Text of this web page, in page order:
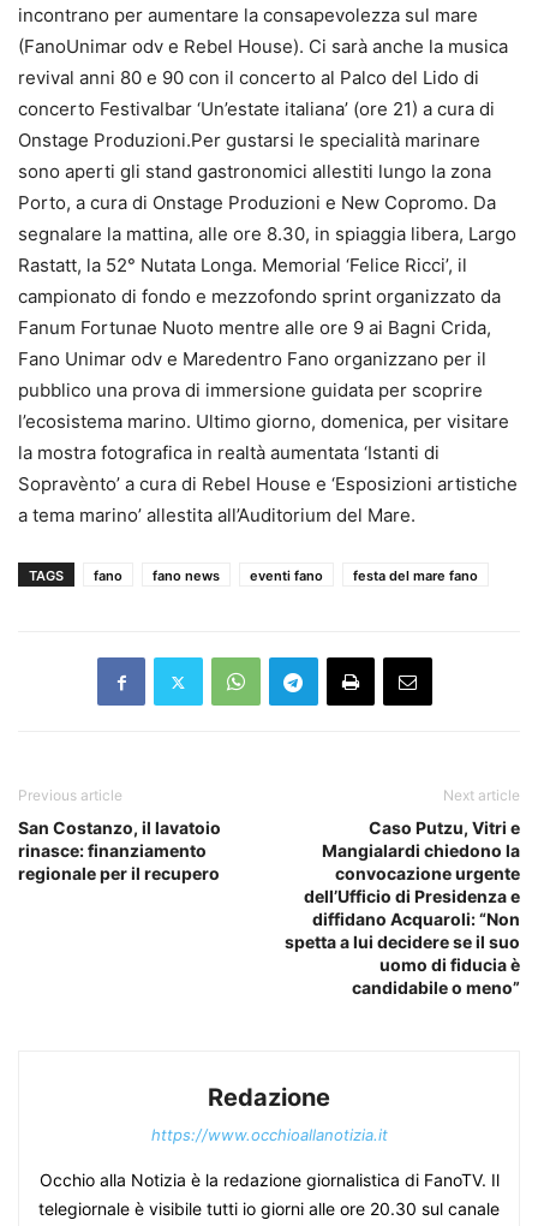
incontrano per aumentare la consapevolezza sul mare
(FanoUnimar odv e Rebel House). Ci sarà anche la musica
revival anni 80 e 90 con il concerto al Palco del Lido di
concerto Festivalbar ‘Un’estate italiana’ (ore 21) a cura di
Onstage Produzioni.Per gustarsi le specialità marinare
sono aperti gli stand gastronomici allestiti lungo la zona
Porto, a cura di Onstage Produzioni e New Copromo. Da
segnalare la mattina, alle ore 8.30, in spiaggia libera, Largo
Rastatt, la 52° Nutata Longa. Memorial ‘Felice Ricci’, il
campionato di fondo e mezzofondo sprint organizzato da
Fanum Fortunae Nuoto mentre alle ore 9 ai Bagni Crida,
Fano Unimar odv e Maredentro Fano organizzano per il
pubblico una prova di immersione guidata per scoprire
l’ecosistema marino. Ultimo giorno, domenica, per visitare
la mostra fotografica in realtà aumentata ‘Istanti di
Sopravènto’ a cura di Rebel House e ‘Esposizioni artistiche
a tema marino’ allestita all’Auditorium del Mare.
TAGS fano fano news eventi fano festa del mare fano
Previous article
San Costanzo, il lavatoio
rinasce: finanziamento
regionale per il recupero
Next article
Caso Putzu, Vitri e
Mangialardi chiedono la
convocazione urgente
dell’Ufficio di Presidenza e
diffidano Acquaroli: “Non
spetta a lui decidere se il suo
uomo di fiducia è
candidabile o meno”
Redazione
https://www.occhioallanotizia.it
Occhio alla Notizia è la redazione giornalistica di FanoTV. Il
telegiornale è visibile tutti io giorni alle ore 20.30 sul canale